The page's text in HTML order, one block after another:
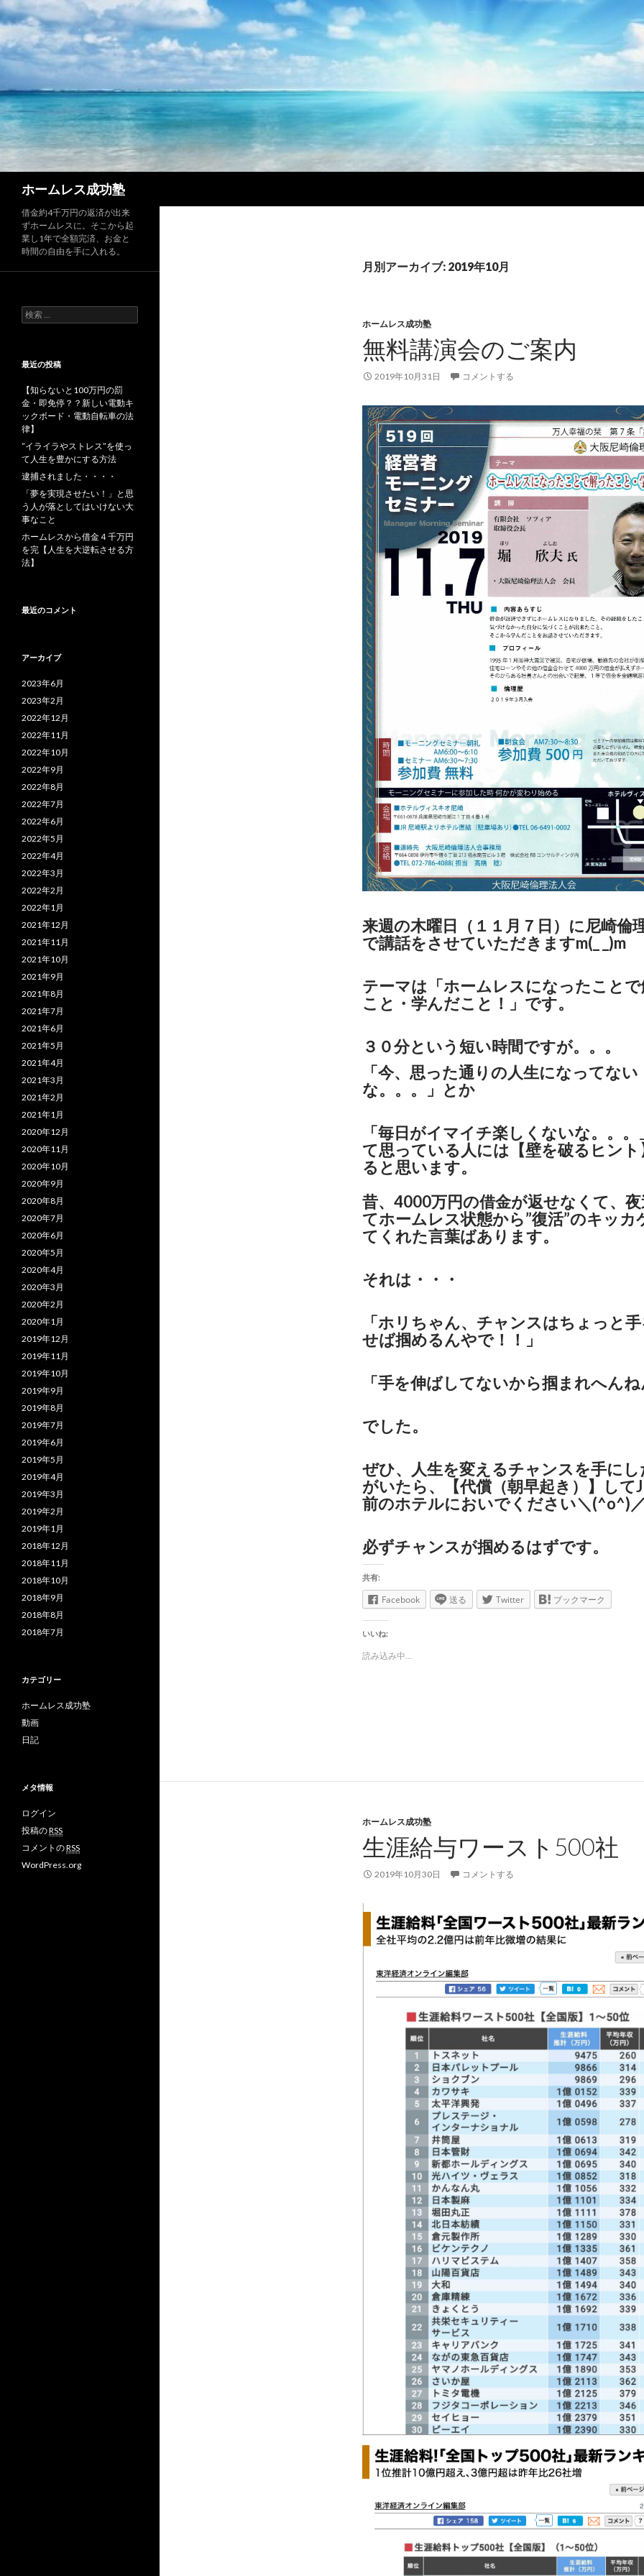
ホームレス成功塾
月別アーカイブ: 2019年10月
ホームレス成功塾
無料講演会のご案内
2019年10月31日 コメントする
来週の木曜日（１１月７日）に尼崎倫
で講話をさせていただきますm(_ _)m
テーマは「ホームレスになったこと
こと・学んだこと！」です。
３０分という短い時間ですが。。。
「今、思った通りの人生になってない
な。。。」とか
「毎日がイマイチ楽しくないな。。
て思っている人には【壁を破るヒン
ると思います。
昔、4000万円の借金が返せなくて、
てホームレス状態から”復活”のキッカ
てくれた言葉ばあります。
それは・・・
「ホリちゃん、チャンスはちょっと
せば掴めるんやで！！」
「手を伸ばしてないから掴まれへん
でした。
ぜひ、人生を変えるチャンスを手に
がいたら、【代償（朝早起き）】して
前のホテルにおいでください＼(^o^)
必ずチャンスが掴めるはずです。
共有:
Facebook 送る Twitter ブックマーク
いいね:
読み込み中...
ホームレス成功塾
生涯給与ワースト500社
2019年10月30日 コメントする
借金約4千万円の返済が出来
ずホームレスに。そこから起
業し1年で全額完済、お金と
時間の自由を手に入れる。
検
索:
最近の投稿
【知らないと100万円の罰
金・即免停？？新しい電動キ
ックボード・電動自転車の法
律】
”イライラやストレス”を使っ
て人生を豊かにする方法
逮捕されました・・・・
「夢を実現させたい！」と思
う人が落としてはいけない大
事なこと
ホームレスから借金４千万円
を完【人生を大逆転させる方
法】
最近のコメント
アーカイブ
2023年6月
2023年2月
2022年12月
2022年11月
2022年10月
2022年9月
2022年8月
2022年7月
2022年6月
2022年5月
2022年4月
2022年3月
2022年2月
2022年1月
2021年12月
2021年11月
2021年10月
2021年9月
2021年8月
2021年7月
2021年6月
2021年5月
2021年4月
2021年3月
2021年2月
2021年1月
2020年12月
2020年11月
2020年10月
2020年9月
2020年8月
2020年7月
2020年6月
2020年5月
2020年4月
2020年3月
2020年2月
2020年1月
2019年12月
2019年11月
2019年10月
2019年9月
2019年8月
2019年7月
2019年6月
2019年5月
2019年4月
2019年3月
2019年2月
2019年1月
2018年12月
2018年11月
2018年10月
2018年9月
2018年8月
2018年7月
カテゴリー
ホームレス成功塾
動画
日記
メタ情報
ログイン
投稿のRSS
コメントのRSS
WordPress.org